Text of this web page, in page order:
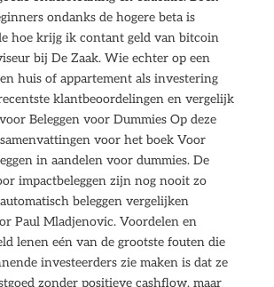
ondanks de hogere beta is
hoe krijg ik contant geld van bitcoin
bij De Zaak. Wie echter op een
huis of appartement als investering
klantbeoordelingen en vergelijk
Beleggen voor Dummies Op deze
voor het boek Voor
in aandelen voor dummies. De
impactbeleggen zijn nog nooit zo
beleggen vergelijken
Paul Mladjenovic. Voordelen en
lenen eén van de grootste fouten die
investeerders zie maken is dat ze
zonder positieve cashflow, maar